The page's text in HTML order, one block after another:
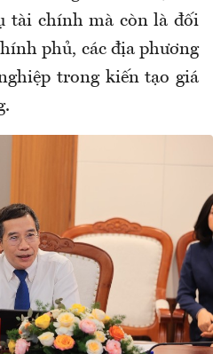
tài chính mà còn là đối
phủ, các địa phương
trong kiến tạo giá